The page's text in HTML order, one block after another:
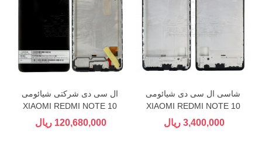
شاسی ال سی دی شیائومی
XIAOMI REDMI NOTE 10
PRO
3,400,000 ریال
ال سی دی شرکتی شیائومی
XIAOMI REDMI NOTE 10
PRO
120,680,000 ریال